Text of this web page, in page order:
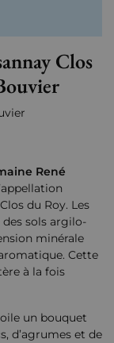
Clos
René
du Roy. Les
des sols argilo-
minérale
Cette
à la fois
un bouquet
d’agrumes et de